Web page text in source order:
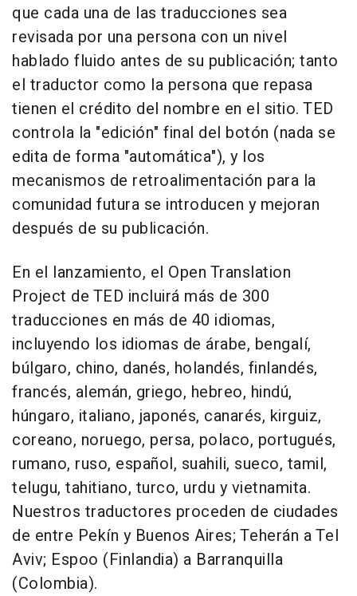
que cada una de las traducciones sea
revisada por una persona con un nivel
hablado fluido antes de su publicación; tanto
el traductor como la persona que repasa
tienen el crédito del nombre en el sitio. TED
controla la "edición" final del botón (nada se
edita de forma "automática"), y los
mecanismos de retroalimentación para la
comunidad futura se introducen y mejoran
después de su publicación.
En el lanzamiento, el Open Translation
Project de TED incluirá más de 300
traducciones en más de 40 idiomas,
incluyendo los idiomas de árabe, bengalí,
búlgaro, chino, danés, holandés, finlandés,
francés, alemán, griego, hebreo, hindú,
húngaro, italiano, japonés, canarés, kirguiz,
coreano, noruego, persa, polaco, portugués,
rumano, ruso, español, suahili, sueco, tamil,
telugu, tahitiano, turco, urdu y vietnamita.
Nuestros traductores proceden de ciudades
de entre Pekín y Buenos Aires; Teherán a Tel
Aviv; Espoo (Finlandia) a Barranquilla
(Colombia).